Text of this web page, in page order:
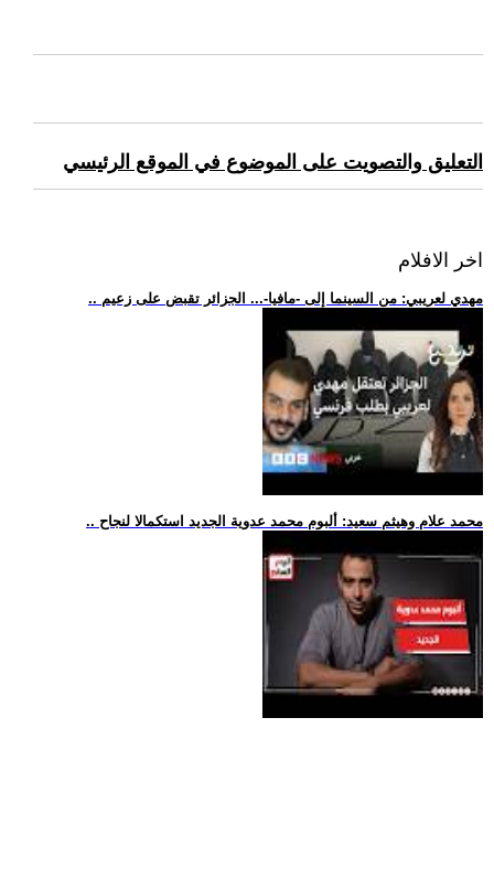
التعليق والتصويت على الموضوع في الموقع الرئيسي
اخر الافلام
.. مهدي لعريبي: من السينما إلى -مافيا-... الجزائر تقبض على زعيم
.. محمد علام وهيثم سعيد: ألبوم محمد عدوية الجديد استكمالا لنجاح